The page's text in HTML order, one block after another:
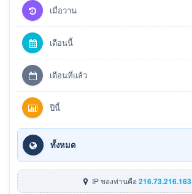
เมื่อวาน
เดือนนี้
เดือนที่แล้ว
ปีนี้
ทั้งหมด
IP ของท่านคือ216.73.216.163